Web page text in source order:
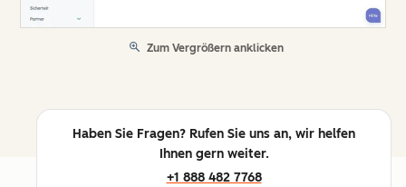
Zum Vergrößern anklicken
Haben Sie Fragen? Rufen Sie uns an, wir helfen
Ihnen gern weiter.
+1 888 482 7768